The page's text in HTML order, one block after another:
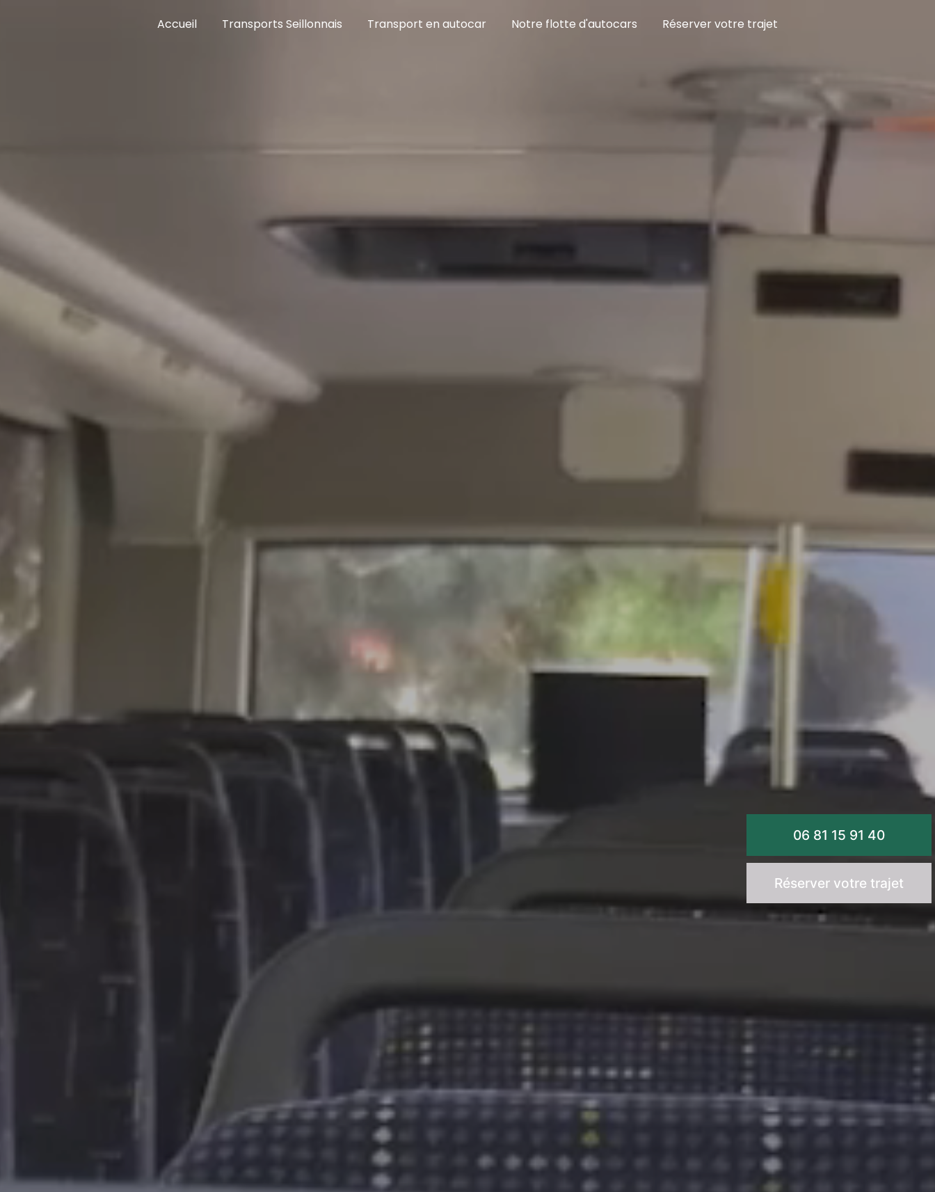
Accueil Transports Seillonnais Transport en autocar Notre flotte d'autocars Réserver votre trajet
06 81 15 91 40
Réserver votre trajet